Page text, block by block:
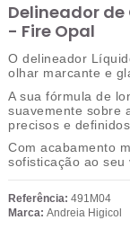
Delineador
- Fire Opal
O delineador
olhar marcante e
A sua fórmula de
suavemente sobre
precisos e definidos.
Com acabamento
sofisticação ao seu
Referência: 491M04
Marca: Andreia Higicol